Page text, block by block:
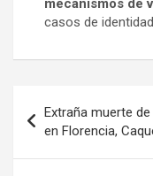
mecanismos de
casos de
de
entradas
Extraña muerte
en Florencia,